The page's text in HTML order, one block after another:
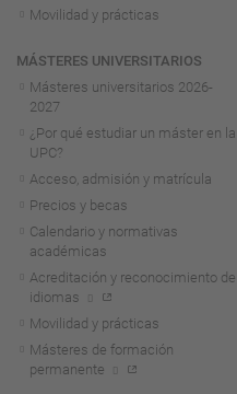
Movilidad y prácticas
MÁSTERES UNIVERSITARIOS
Másteres universitarios 2026-
2027
¿Por qué estudiar un máster en la
UPC?
Acceso, admisión y matrícula
Precios y becas
Calendario y normativas
académicas
Acreditación y reconocimiento de
idiomas
Movilidad y prácticas
Másteres de formación
permanente